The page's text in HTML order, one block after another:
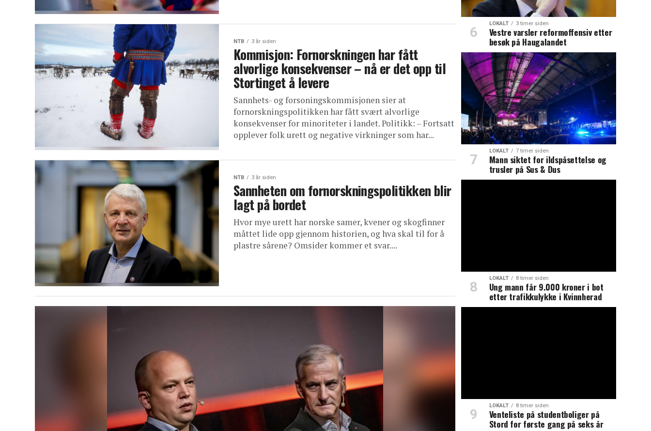
NTB 3 år siden
Kommisjon: Fornorskningen har fått
alvorlige konsekvenser – nå er det opp til
Stortinget å levere
Sannhets- og forsoningskommisjonen sier at
fornorskningspolitikken har fått svært alvorlige
konsekvenser for minoriteter i landet. Politikk: – Fortsatt
opplever folk urett og negative virkninger som har...
NTB 3 år siden
Sannheten om fornorskningspolitikken blir
lagt på bordet
Hvor mye urett har norske samer, kvener og skogfinner
måttet lide opp gjennom historien, og hva skal til for å
plastre sårene? Omsider kommer et svar....
LOKALT 3 timer siden
Vestre varsler reformoffensiv etter
besøk på Haugalandet
LOKALT 7 timer siden
Mann siktet for ildspåsettelse og
trusler på Sus & Dus
LOKALT 8 timer siden
Ung mann får 9.000 kroner i bot
etter trafikkulykke i Kvinnherad
LOKALT 8 timer siden
Venteliste på studentboliger på
Stord for første gang på seks år